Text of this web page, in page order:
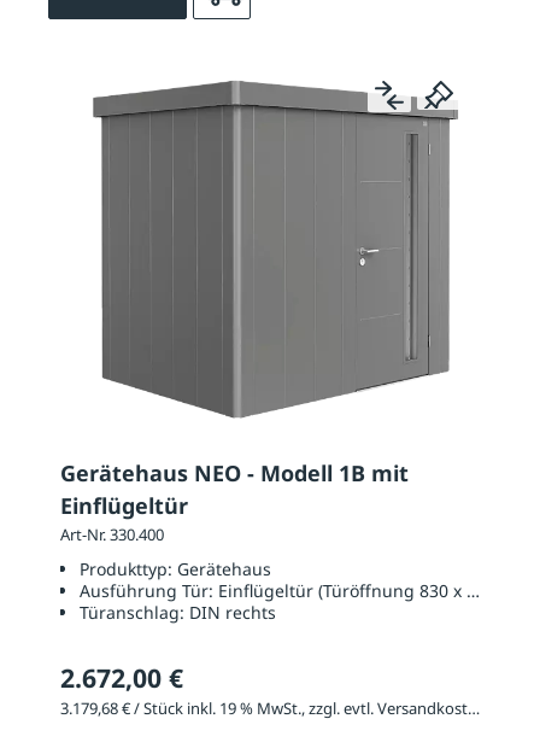
Gerätehaus NEO - Modell 1B mit
Einflügeltür
Art-Nr. 330.400
Produkttyp: Gerätehaus
Ausführung Tür: Einflügeltür (Türöffnung 830 x 2000
Türanschlag: DIN rechts
2.672,00 €
3.179,68 € / Stück inkl. 19 % MwSt., zzgl. evtl. Versandkosten